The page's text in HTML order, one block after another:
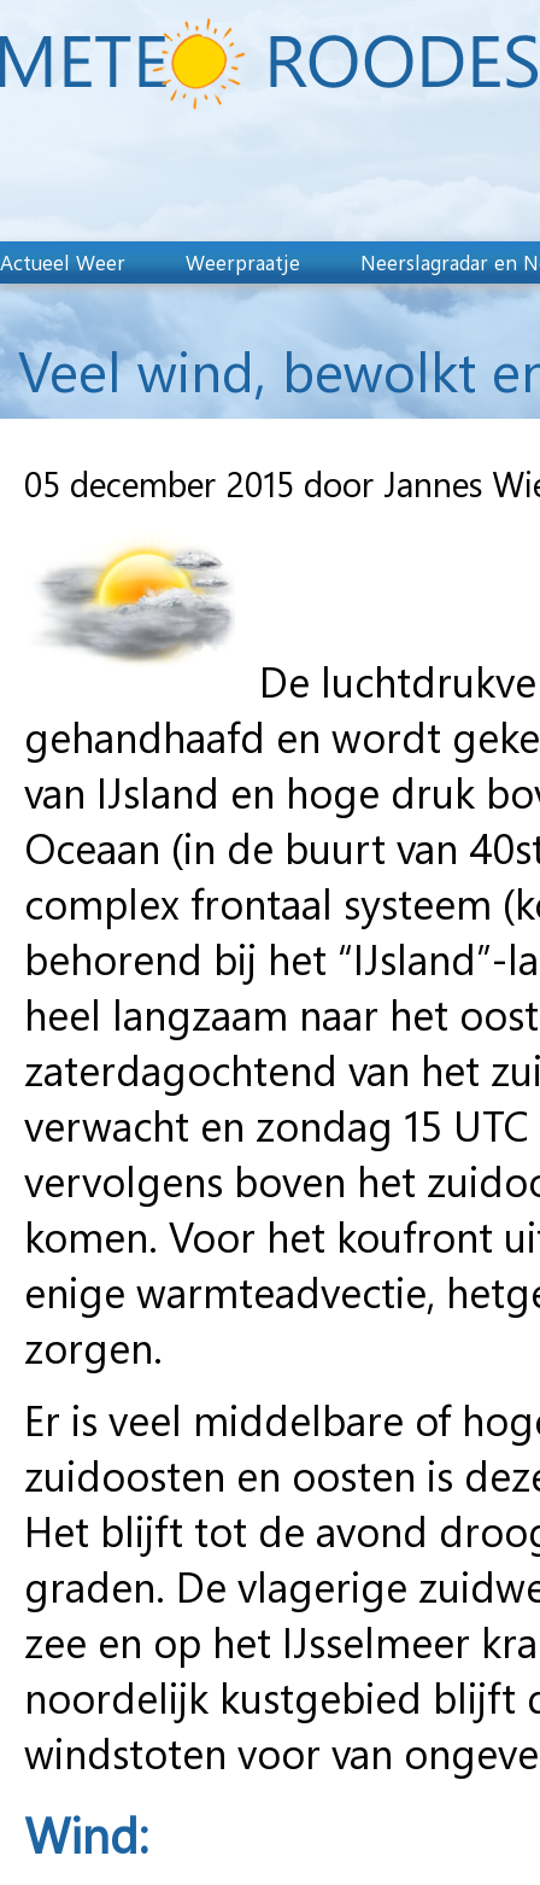
Actueel Weer Weerpraatje Neerslagradar en
Veel wind, bewolkt
05 december 2015 door Jannes
De
gehandhaafd en wordt
van IJsland en hoge druk
Oceaan (in de buurt van
complex frontaal systeem
behorend bij het
heel langzaam naar het
zaterdagochtend van het
verwacht en zondag 15
vervolgens boven het
komen. Voor het koufront
enige warmteadvectie,
zorgen.
Er is veel middelbare of
zuidoosten en oosten is
Het blijft tot de avond
graden. De vlagerige
zee en op het IJsselmeer
noordelijk kustgebied blijft
windstoten voor van
Wind: